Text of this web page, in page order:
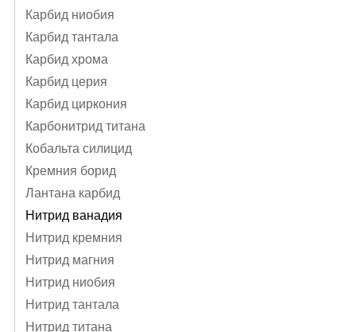
Карбид ниобия
Карбид тантала
Карбид хрома
Карбид церия
Карбид циркония
Карбонитрид титана
Кобальта силицид
Кремния борид
Лантана карбид
Нитрид ванадия
Нитрид кремния
Нитрид магния
Нитрид ниобия
Нитрид тантала
Нитрид титана